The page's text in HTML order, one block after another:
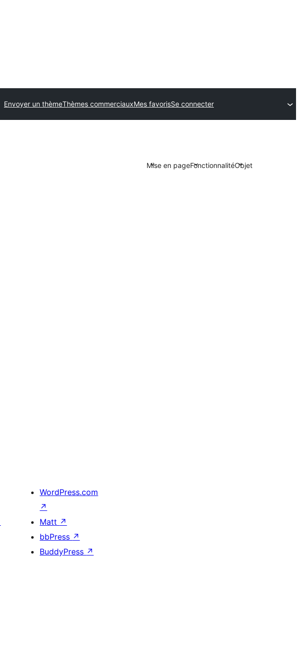
Envoyer un thèmeThèmes commerciauxMes favorisSe connecter
Mise en pageFonctionnalitéObjet
WordPress.com
↗
Matt ↗
bbPress ↗
BuddyPress ↗